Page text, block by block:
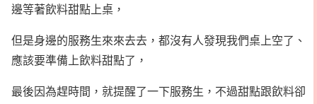
邊等著飲料甜點上桌，
但是身邊的服務生來來去去，都沒有人發現我們桌上空了、
應該要準備上飲料甜點了，
最後因為趕時間，就提醒了一下服務生，不過甜點跟飲料卻